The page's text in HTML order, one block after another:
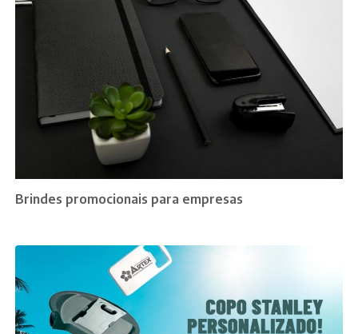
Brindes promocionais para empresas